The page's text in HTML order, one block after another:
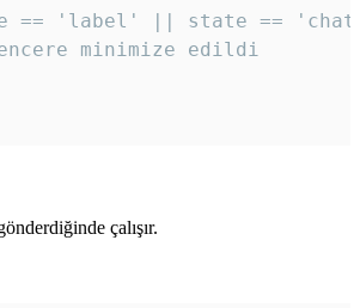
== 'label' || state ==
minimize edildi
çalışır.